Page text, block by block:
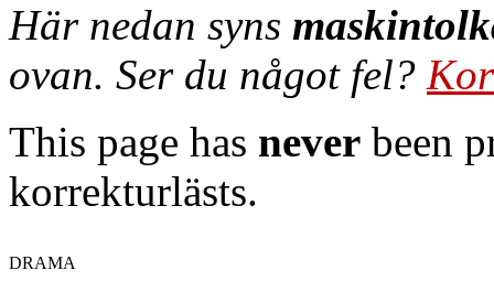
Här nedan syns
ovan. Ser du något fel?
This page has never been
korrekturlästs.
DRAMA